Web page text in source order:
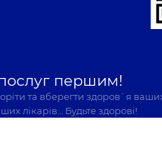
першим!
та вберегти здоров`я
лікарів… Будьте здорові!